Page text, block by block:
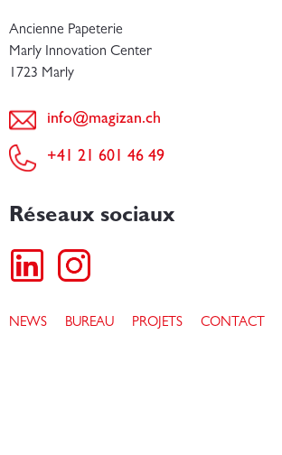
Ancienne Papeterie
Marly Innovation Center
1723 Marly
info@magizan.ch
+41 21 601 46 49
Réseaux sociaux
NEWS BUREAU PROJETS CONTACT